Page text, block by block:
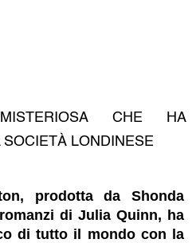
CHE HA
LONDINESE
prodotta da Shonda
di Julia Quinn, ha
di tutto il mondo con la